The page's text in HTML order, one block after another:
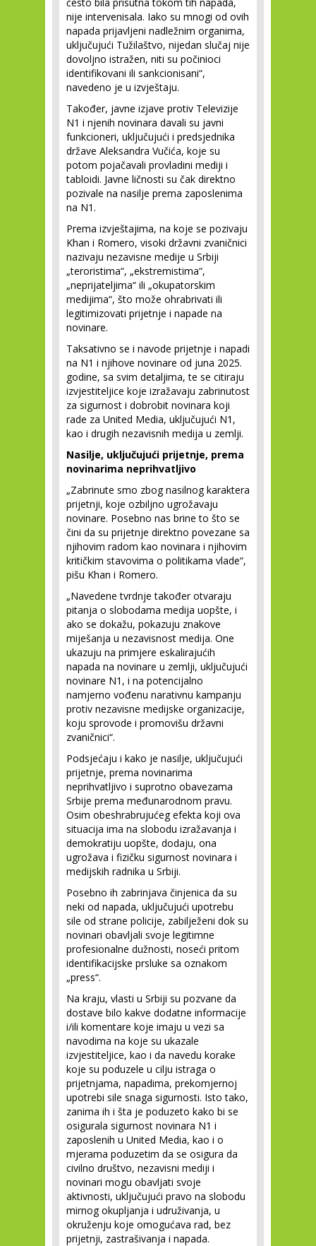
nije intervenisala. Iako su mnogi od ovih
napada prijavljeni nadležnim organima,
uključujući Tužilaštvo, nijedan slučaj nije
dovoljno istražen, niti su počinioci
identifikovani ili sankcionisani“,
navedeno je u izvještaju.
Također, javne izjave protiv Televizije
N1 i njenih novinara davali su javni
funkcioneri, uključujući i predsjednika
države Aleksandra Vučića, koje su
potom pojačavali provladini mediji i
tabloidi. Javne ličnosti su čak direktno
pozivale na nasilje prema zaposlenima
na N1.
Prema izvještajima, na koje se pozivaju
Khan i Romero, visoki državni zvaničnici
nazivaju nezavisne medije u Srbiji
„teroristima“, „ekstremistima“,
„neprijateljima“ ili „okupatorskim
medijima“, što može ohrabrivati ili
legitimizovati prijetnje i napade na
novinare.
Taksativno se i navode prijetnje i napadi
na N1 i njihove novinare od juna 2025.
godine, sa svim detaljima, te se citiraju
izvjestiteljice koje izražavaju zabrinutost
za sigurnost i dobrobit novinara koji
rade za United Media, uključujući N1,
kao i drugih nezavisnih medija u zemlji.
Nasilje, uključujući prijetnje, prema
novinarima neprihvatljivo
„Zabrinute smo zbog nasilnog karaktera
prijetnji, koje ozbiljno ugrožavaju
novinare. Posebno nas brine to što se
čini da su prijetnje direktno povezane sa
njihovim radom kao novinara i njihovim
kritičkim stavovima o politikama vlade“,
pišu Khan i Romero.
„Navedene tvrdnje također otvaraju
pitanja o slobodama medija uopšte, i
ako se dokažu, pokazuju znakove
miješanja u nezavisnost medija. One
ukazuju na primjere eskalirajućih
napada na novinare u zemlji, uključujući
novinare N1, i na potencijalno
namjerno vođenu narativnu kampanju
protiv nezavisne medijske organizacije,
koju sprovode i promovišu državni
zvaničnici“.
Podsjećaju i kako je nasilje, uključujući
prijetnje, prema novinarima
neprihvatljivo i suprotno obavezama
Srbije prema međunarodnom pravu.
Osim obeshrabrujućeg efekta koji ova
situacija ima na slobodu izražavanja i
demokratiju uopšte, dodaju, ona
ugrožava i fizičku sigurnost novinara i
medijskih radnika u Srbiji.
Posebno ih zabrinjava činjenica da su
neki od napada, uključujući upotrebu
sile od strane policije, zabilježeni dok su
novinari obavljali svoje legitimne
profesionalne dužnosti, noseći pritom
identifikacijske prsluke sa oznakom
„press“.
Na kraju, vlasti u Srbiji su pozvane da
dostave bilo kakve dodatne informacije
i/ili komentare koje imaju u vezi sa
navodima na koje su ukazale
izvjestiteljice, kao i da navedu korake
koje su poduzele u cilju istraga o
prijetnjama, napadima, prekomjernoj
upotrebi sile snaga sigurnosti. Isto tako,
zanima ih i šta je poduzeto kako bi se
osigurala sigurnost novinara N1 i
zaposlenih u United Media, kao i o
mjerama poduzetim da se osigura da
civilno društvo, nezavisni mediji i
novinari mogu obavljati svoje
aktivnosti, uključujući pravo na slobodu
mirnog okupljanja i udruživanja, u
okruženju koje omogućava rad, bez
prijetnji, zastrašivanja i napada.